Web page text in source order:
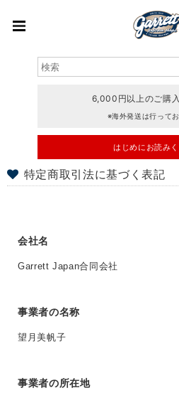
6,000円以上のご購
※海外発送は行って
はじめにお読み
特定商取引法に基づく表記
会社名
Garrett Japan合同会社
事業者の名称
望月美帆子
事業者の所在地